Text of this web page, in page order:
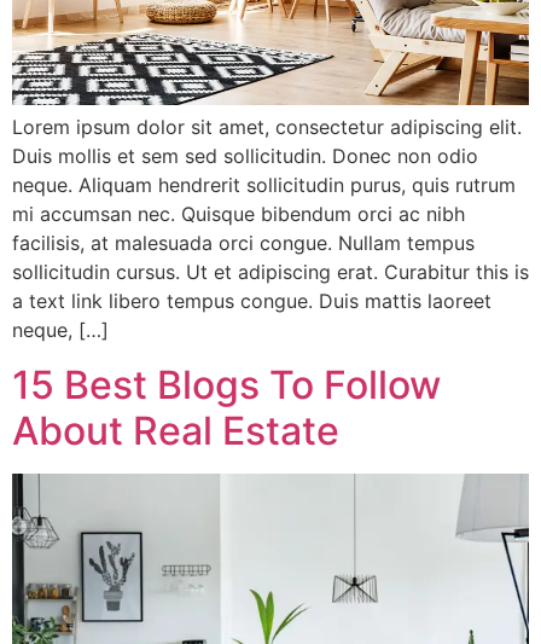
Lorem ipsum dolor sit amet, consectetur adipiscing elit.
Duis mollis et sem sed sollicitudin. Donec non odio
neque. Aliquam hendrerit sollicitudin purus, quis rutrum
mi accumsan nec. Quisque bibendum orci ac nibh
facilisis, at malesuada orci congue. Nullam tempus
sollicitudin cursus. Ut et adipiscing erat. Curabitur this is
a text link libero tempus congue. Duis mattis laoreet
neque, […]
15 Best Blogs To Follow
About Real Estate